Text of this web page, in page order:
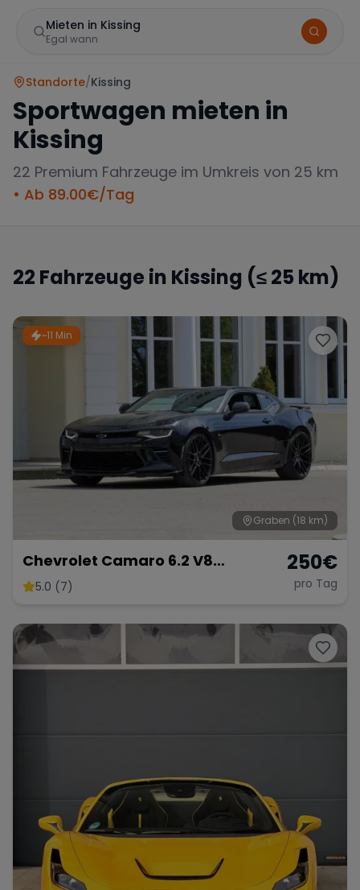
Mieten in Kissing
Egal wann
Ferrari
McLaren Ford Jaguar
Tesla Chevrolet Dodge
Bentley Rolls Royce Aston Martin
Range Rover Corvette
Wann
Zeitraum wählen
Standorte/Kissing
Sportwagen mieten in
Kissing
22 Premium Fahrzeuge im Umkreis von 25 km
• Ab 89.00€/Tag
22 Fahrzeuge in Kissing (≤ 25 km)
~11 Min
Graben (18 km)
Chevrolet Camaro 6.2 V8
Customkingz
5.0 (7)
250€
pro Tag